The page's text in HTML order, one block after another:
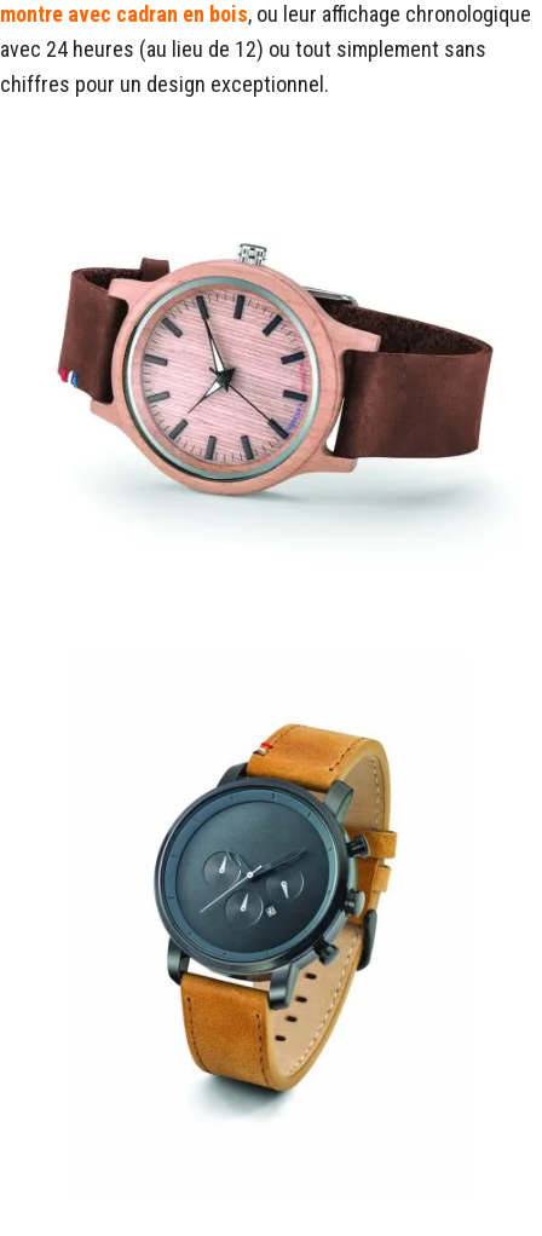
montre avec cadran en bois, ou leur affichage chronologique
avec 24 heures (au lieu de 12) ou tout simplement sans
chiffres pour un design exceptionnel.